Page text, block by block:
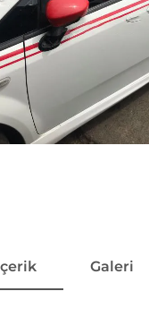
Galeri